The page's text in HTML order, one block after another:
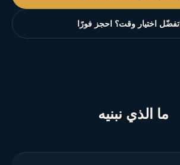
تفضّل اختيار وقت؟ احجز فورًا
ما الذي نبنيه